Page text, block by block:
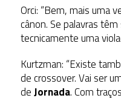
Orci: “Bem, mais uma
cânon. Se palavras
tecnicamente uma
Kurtzman: “Existe
de crossover. Vai ser
deJornada. Com